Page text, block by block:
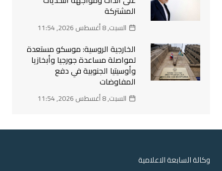
المشتركة
السبت, 8 أغسطس 2026, 11:54
الخارجية الروسية: موسكو مستعدة
لمواصلة مساعدة جورجيا وأبخازيا
وأوسيتيا الجنوبية في دفع
المفاوضات
السبت, 8 أغسطس 2026, 11:54
وكالة السابعة الاعلامية